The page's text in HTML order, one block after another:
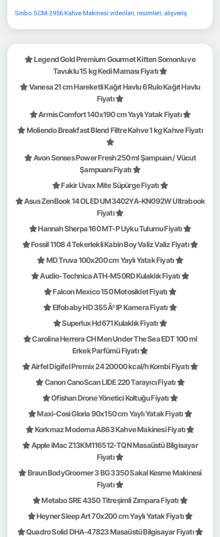
Sinbo SCM-2956 Kahve Makinesi videoları, resimleri, alışveriş
Legend Gold Premium Gourmet Kitten Somonlu ve
Tavuklu 15 kg Kedi Maması Fiyatı
Vanesa 21 cm Hareketli Kağıt Havlu 6 Rulo Kağıt Havlu
Fiyatı
Armis Comfort 140x190 cm Yaylı Yatak Fiyatı
Moliendo Breakfast Blend Filtre Kahve 1 kg Kahve Fiyatı
Avon Senses Power Fresh 250 ml Şampuan / Vücut
Şampuanı Fiyatı
Fakir Uvax Mite Süpürge Fiyatı
Asus ZenBook 14 OLED UM3402YA-KN092W Ultrabook
Fiyatı
Hannah Sherpa 160 MT-P Uyku Tulumu Fiyatı
Fossil 1108 4 Tekerlekli Kabin Boy Valiz Valiz Fiyatı
MD Truva 100x200 cm Yaylı Yatak Fiyatı
Audio-Technica ATH-M50RD Kulaklık Fiyatı
Falcon Mexico 150 Motosiklet Fiyatı
Elfobaby HD 355Âº IP Kamera Fiyatı
Superlux Hd671 Kulaklık Fiyatı
Carolina Herrera CH Men Under The Sea EDT 100 ml
Erkek Parfümü Fiyatı
Airfel Digifel Premix 24 20000 kcal/h Kombi Fiyatı
Canon CanoScan LIDE 220 Tarayıcı Fiyatı
Ofishan Drone Yönetici Koltuğu Fiyatı
Maxi-Cosi Gloria 90x150 cm Yaylı Yatak Fiyatı
Korkmaz Moderna A863 Kahve Makinesi Fiyatı
Apple iMac Z13KM116512-TQN Masaüstü Bilgisayar
Fiyatı
Braun BodyGroomer 3 BG 3350 Sakal Kesme Makinesi
Fiyatı
Metabo SRE 4350 Titreşimli Zımpara Fiyatı
Heyner Sleep Art 70x200 cm Yaylı Yatak Fiyatı
Quadro Solid DHA-47823 Masaüstü Bilgisayar Fiyatı